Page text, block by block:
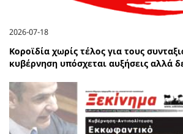
2026-07-18
Κοροϊδία χωρίς τέλος για τους
κυβέρνηση υπόσχεται αυξήσεις αλλά